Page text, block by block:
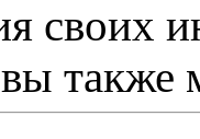
своих
также